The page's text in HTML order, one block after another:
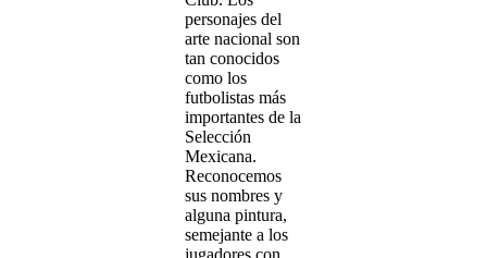
personajes del
arte nacional son
tan conocidos
como los
futbolistas más
importantes de la
Selección
Mexicana.
Reconocemos
sus nombres y
alguna pintura,
semejante a los